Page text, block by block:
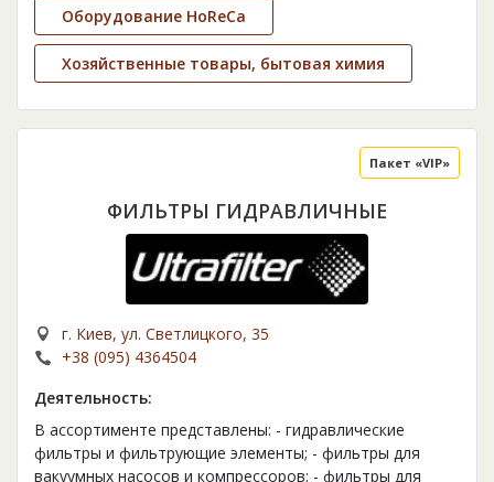
Оборудование HoReCa
Хозяйственные товары, бытовая химия
ФИЛЬТРЫ ГИДРАВЛИЧНЫЕ
Пакет «VIP»
г. Киев, ул. Светлицкого, 35
+38 (095) 4364504
Деятельность:
В ассортименте представлены: - гидравлические
фильтры и фильтрующие элементы; - фильтры для
вакуумных насосов и компрессоров; - фильтры для